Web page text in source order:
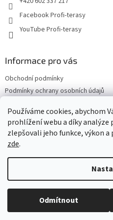
Používáme cookies, abychom
prohlížení webu a díky analýze
zlepšovali jeho funkce, výkon
zde.
Odmítnout
Facebook Profi-terasy
YouTube Profi-terasy
Informace pro vás
Obchodní podmínky
Podmínky ochrany osobních údajů
Vrácení zboží a reklamace
Web Profi Terasy.cz
Copyright 2026Profi terasy